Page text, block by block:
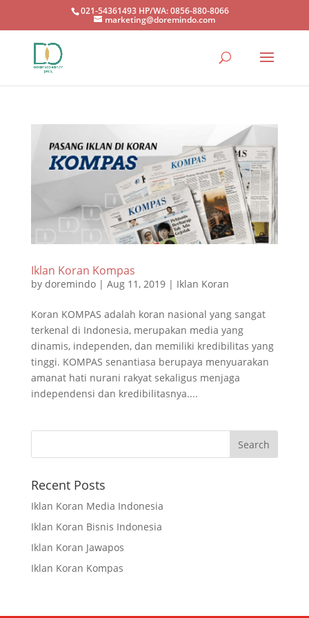
021-54361493 HP/WA: 0856-880-8066
marketing@doremindo.com
Iklan Koran Kompas
by doremindo| Aug 11, 2019| Iklan Koran
Koran KOMPAS adalah koran nasional yang sangat
terkenal di Indonesia, merupakan media yang
dinamis, independen, dan memiliki kredibilitas yang
tinggi. KOMPAS senantiasa berupaya menyuarakan
amanat hati nurani rakyat sekaligus menjaga
independensi dan kredibilitasnya....
Recent Posts
Iklan Koran Media Indonesia
Iklan Koran Bisnis Indonesia
Iklan Koran Jawapos
Iklan Koran Kompas